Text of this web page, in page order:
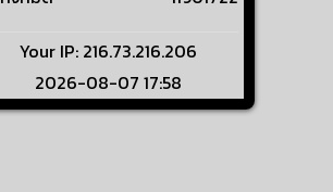
Your IP: 216.73.216.206
2026-08-07 17:58
Visitors Counter